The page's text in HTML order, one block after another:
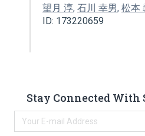
望月 淳, 石川 幸男, 松本
ID: 173220659
Stay Connected With